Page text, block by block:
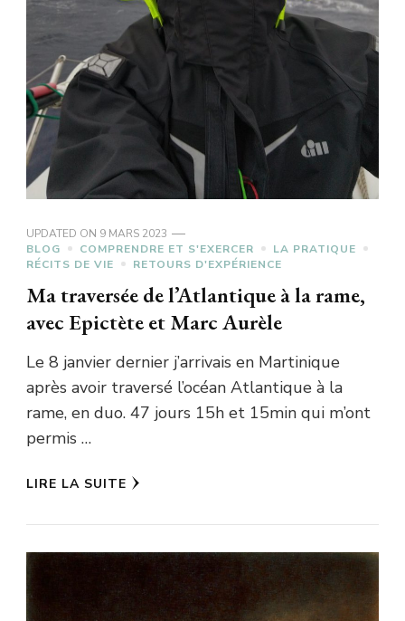
UPDATED ON 9 MARS 2023
BLOG
COMPRENDRE ET S'EXERCER
LA PRATIQUE
RÉCITS DE VIE
RETOURS D'EXPÉRIENCE
Ma traversée de l’Atlantique à la rame,
avec Epictète et Marc Aurèle
Le 8 janvier dernier j’arrivais en Martinique
après avoir traversé l’océan Atlantique à la
rame, en duo. 47 jours 15h et 15min qui m’ont
permis …
LIRE LA SUITE